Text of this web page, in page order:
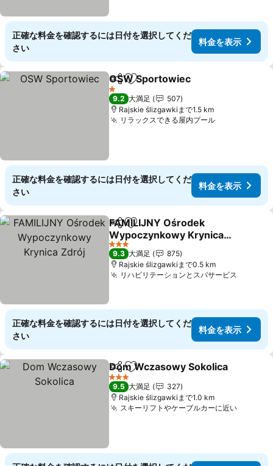
正確な料金を確認するには日付を選択してくだ
さい
料金を表示
シェアお気に入りに追加
OSW Sportowiec
1 ホテルのランク
9.2 大満足
507
Rajskie ślizgawkiまで1.5 km
リラックスできる屋内プール料金を表示
正確な料金を確認するには日付を選択してくだ
さい
料金を表示
シェアお気に入りに追加
FAMILIJNY Ośrodek
Wypoczynkowy Krynica
Zdrój
料金を表示
3 ホテルのランク
9.3 大満足
875
Rajskie ślizgawkiまで0.5 km
リハビリテーションとスパサービス
正確な料金を確認するには日付を選択してくだ
さい
料金を表示
シェアお気に入りに追加
Dom Wczasowy Sokolica
3 ホテルのランク
9.5 大満足
327
Rajskie ślizgawkiまで1.0 km
スキーリフトやケーブルカーに近い料金を